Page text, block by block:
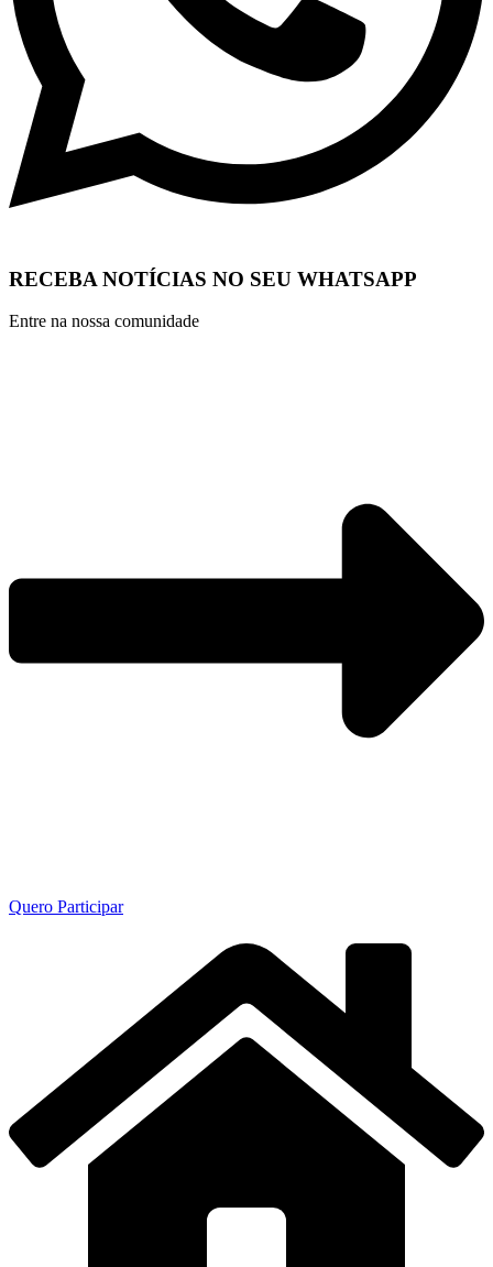
RECEBA NOTÍCIAS NO SEU WHATSAPP
Entre na nossa comunidade
Quero Participar